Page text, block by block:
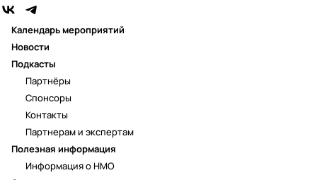
Календарь мероприятий
Новости
Подкасты
Полезная информация
Информация о НМО
Партнёры
Спонсоры
Контакты
Партнерам и экспертам